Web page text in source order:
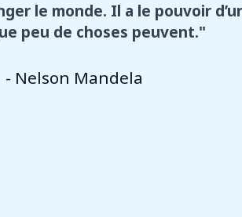
le monde. Il a le pouvoir
peu de choses peuvent."
- Nelson Mandela